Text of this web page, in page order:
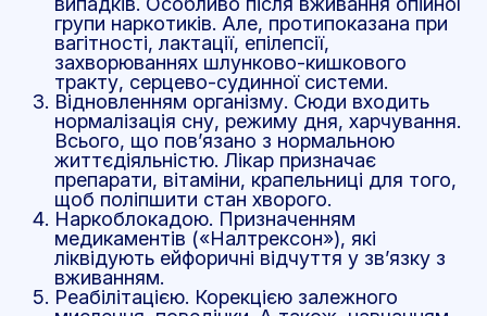
групи наркотиків. Але, протипоказана при
вагітності, лактації, епілепсії,
захворюваннях шлунково-кишкового
тракту, серцево-судинної системи.
Відновленням організму. Сюди входить
нормалізація сну, режиму дня, харчування.
Всього, що пов’язано з нормальною
життєдіяльністю. Лікар призначає
препарати, вітаміни, крапельниці для того,
щоб поліпшити стан хворого.
Наркоблокадою. Призначенням
медикаментів («Налтрексон»), які
ліквідують ейфоричні відчуття у зв’язку з
вживанням.
Реабілітацією. Корекцією залежного